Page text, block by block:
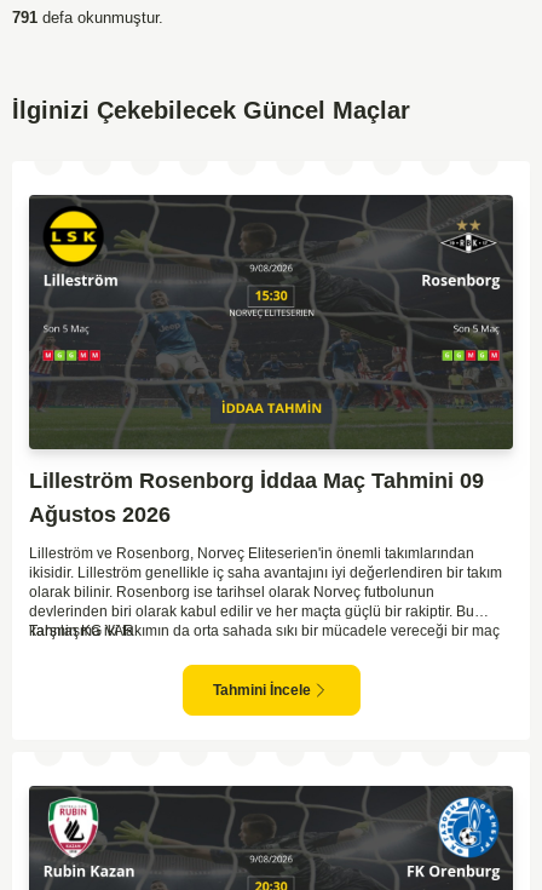
791 defa okunmuştur.
İlginizi Çekebilecek Güncel Maçlar
Lilleström Rosenborg İddaa Maç Tahmini 09
Ağustos 2026
Lilleström ve Rosenborg, Norveç Eliteserien'in önemli takımlarından
ikisidir. Lilleström genellikle iç saha avantajını iyi değerlendiren bir takım
olarak bilinir. Rosenborg ise tarihsel olarak Norveç futbolunun
devlerinden biri olarak kabul edilir ve her maçta güçlü bir rakiptir. Bu
karşılaşma iki takımın da orta sahada sıkı bir mücadele vereceği bir maç
oyunundaki etkisi birlikte düşünüldüğünde, maçın dengede geçmesi
olasıdır. İki takımın da gol atma potansiyeli yüksek olduğu için karşılıklı
Tahmin KG VAR
Tahmini İncele